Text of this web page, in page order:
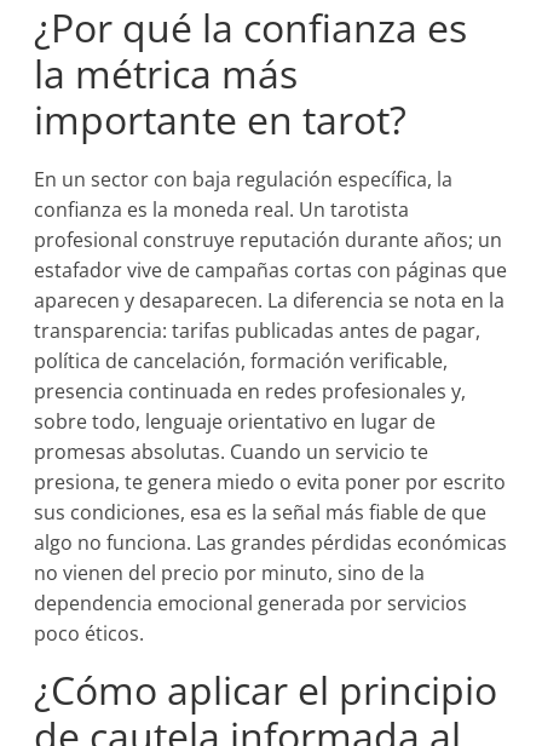
¿Por qué la confianza es
la métrica más
importante en tarot?
En un sector con baja regulación específica, la
confianza es la moneda real. Un tarotista
profesional construye reputación durante años; un
estafador vive de campañas cortas con páginas que
aparecen y desaparecen. La diferencia se nota en la
transparencia: tarifas publicadas antes de pagar,
política de cancelación, formación verificable,
presencia continuada en redes profesionales y,
sobre todo, lenguaje orientativo en lugar de
promesas absolutas. Cuando un servicio te
presiona, te genera miedo o evita poner por escrito
sus condiciones, esa es la señal más fiable de que
algo no funciona. Las grandes pérdidas económicas
no vienen del precio por minuto, sino de la
dependencia emocional generada por servicios
poco éticos.
¿Cómo aplicar el principio